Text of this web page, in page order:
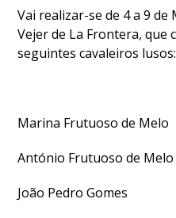
Vai realizar-se de 4 a 9 de
Vejer de La Frontera, que
seguintes cavaleiros lusos:
Marina Frutuoso de Melo
António Frutuoso de Melo
João Pedro Gomes